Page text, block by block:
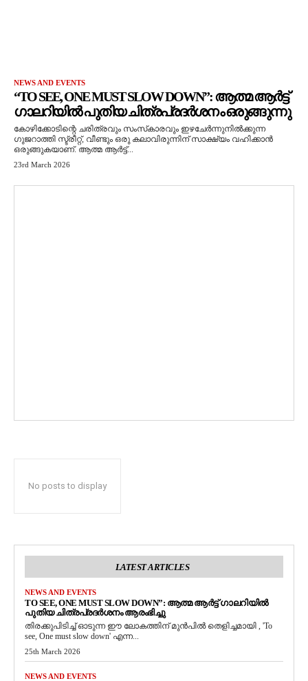
NEWS AND EVENTS
“TO SEE, ONE MUST SLOW DOWN”: ആത്മ ആർട്ട്
ഗാലറിയിൽ പുതിയ ചിത്രപ്രദർശനം ഒരുങ്ങുന്നു
കോഴിക്കോടിന്റെ ചരിത്രവും സംസ്‌കാരവും ഇഴചേർന്നുനിൽക്കുന്ന
ഗുജറാത്തി സ്ട്രീറ്റ്, വീണ്ടും ഒരു കലാവിരുന്നിന് സാക്ഷ്യം വഹിക്കാൻ
ഒരുങ്ങുകയാണ്. ആത്മ ആർട്ട്...
23rd March 2026
No posts to display
LATEST ARTICLES
NEWS AND EVENTS
TO SEE, ONE MUST SLOW DOWN”: ആത്മ ആർട്ട് ഗാലറിയിൽ
പുതിയ ചിത്രപ്രദർശനം ആരംഭിച്ചു
തിരക്കുപിടിച്ച് ഓടുന്ന ഈ ലോകത്തിന് മുൻപിൽ തെളിച്ചമായി , 'To
see, One must slow down' എന്ന...
25th March 2026
NEWS AND EVENTS